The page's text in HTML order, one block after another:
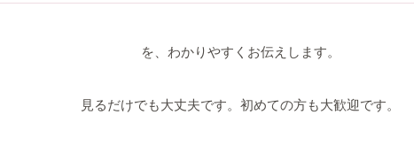
を、わかりやすくお伝えします。
見るだけでも大丈夫です。初めての方も大歓迎です。